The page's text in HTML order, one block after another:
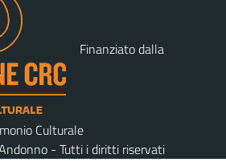
Finanziato dalla
Culturale
- Tutti i diritti riservati